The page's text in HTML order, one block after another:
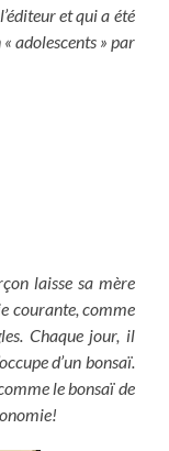
et qui a été
adolescents » par
laisse sa mère
courante, comme
Chaque jour, il
d’un bonsaï.
le bonsaï de